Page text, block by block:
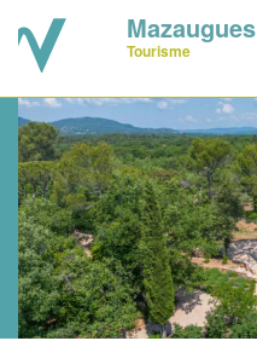
Mazaugues
Tourisme